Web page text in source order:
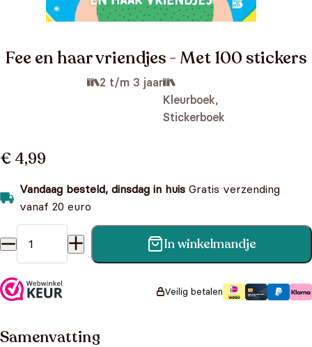
Fee en haar vriendjes - Met 100 stickers
2 t/m 3 jaar
Kleurboek,
Stickerboek
€ 4,99
Vandaag besteld, dinsdag in huis Gratis verzending
vanaf 20 euro
Fee en haar vriendjes - Met 100 stickers aantal
In winkelmandje
Veilig betalen
Samenvatting